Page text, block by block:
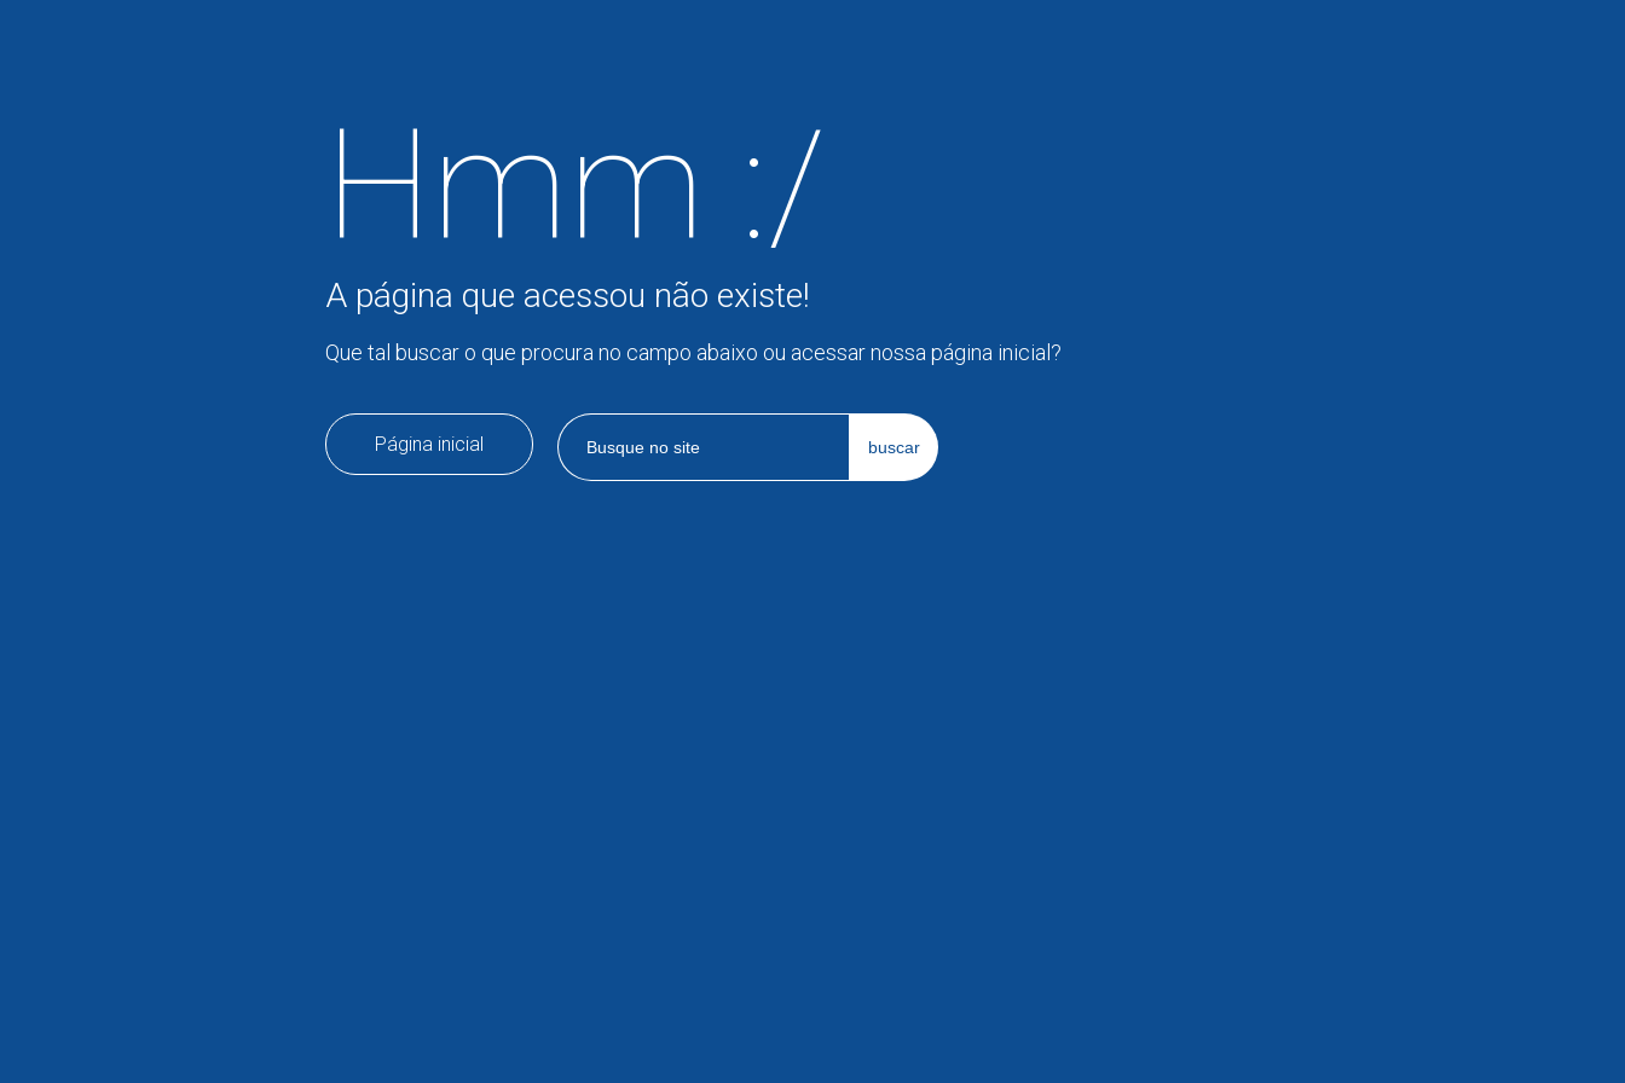
Hmm :/
A página que acessou não existe!
Que tal buscar o que procura no campo abaixo ou acessar nossa página inicial?
Página inicial